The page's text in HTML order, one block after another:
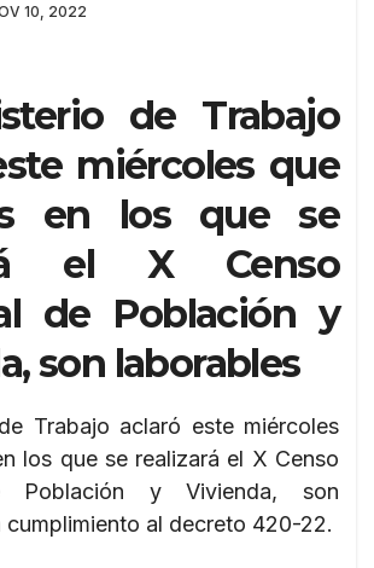
10, 2022
de Trabajo
miércoles que
en los que se
el X Censo
de Población y
son laborables
Trabajo aclaró este miércoles
los que se realizará el X Censo
Población y Vivienda, son
cumplimiento al decreto 420-22.